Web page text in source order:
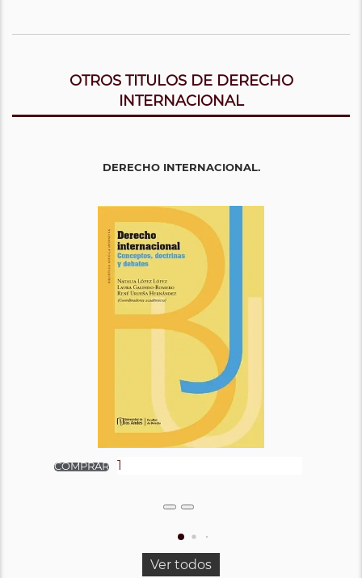
OTROS TITULOS DE DERECHO
INTERNACIONAL
DERECHO INTERNACIONAL.
Ver todos